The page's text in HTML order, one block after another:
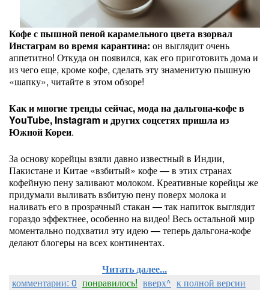
Кофе с пышной пеной карамельного цвета взорвал
Инстаграм во время карантина: он выглядит очень
аппетитно! Откуда он появился, как его приготовить дома и
из чего еще, кроме кофе, сделать эту знаменитую пышную
«шапку», читайте в этом обзоре!
Как и многие тренды сейчас, мода на дальгона-кофе в
YouTube, Instagram и других соцсетях пришла из
Южной Кореи.
За основу корейцы взяли давно известный в Индии,
Пакистане и Китае «взбитый» кофе — в этих странах
кофейную пену заливают молоком. Креативные корейцы же
придумали выливать взбитую пену поверх молока и
наливать его в прозрачный стакан — так напиток выглядит
гораздо эффектнее, особенно на видео! Весь остальной мир
моментально подхватил эту идею — теперь дальгона-кофе
делают блогеры на всех континентах.
Читать далее...
комментарии: 0 понравилось! вверх^ к полной версии